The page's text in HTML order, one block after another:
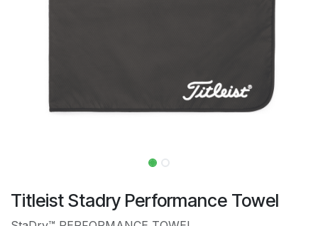
Titleist Stadry Performance Towel